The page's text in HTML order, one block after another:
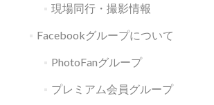
現場同行・撮影情報
Facebookグループについて
PhotoFanグループ
プレミアム会員グループ